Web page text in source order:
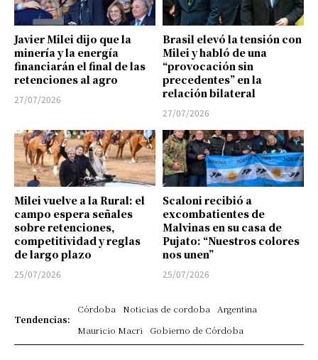
Javier Milei dijo que la
minería y la energía
financiarán el final de las
retenciones al agro
27/07/2026
Brasil elevó la tensión con
Milei y habló de una
“provocación sin
precedentes” en la
relación bilateral
27/07/2026
Milei vuelve a la Rural: el
campo espera señales
sobre retenciones,
competitividad y reglas
de largo plazo
25/07/2026
Scaloni recibió a
excombatientes de
Malvinas en su casa de
Pujato: “Nuestros colores
nos unen”
25/07/2026
Tendencias:
Córdoba Noticias de cordoba
Argentina
Mauricio Macri
Gobierno de Córdoba